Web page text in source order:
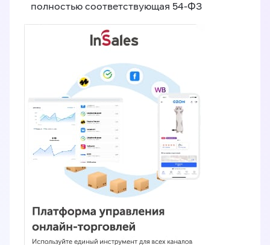
полностью соответствующая 54-ФЗ